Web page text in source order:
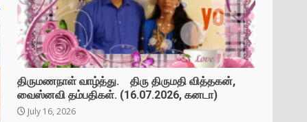
திருமணநாள் வாழ்த்து. திரு திருமதி வித்தகன்,
வைஸ்னவி தம்பதிகள். (16.07.2026, கனடா)
July 16, 2026